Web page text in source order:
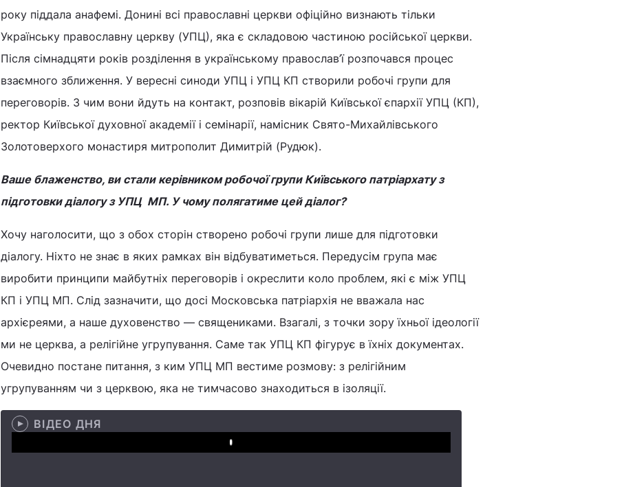
року піддала анафемі. Донині всі православні церкви офіційно визнають тільки
Українську православну церкву (УПЦ), яка є складовою частиною російської церкви.
Після сімнадцяти років розділення в українському православ’ї розпочався процес
взаємного зближення. У вересні синоди УПЦ і УПЦ КП створили робочі групи для
переговорів. З чим вони йдуть на контакт, розповів вікарій Київської єпархії УПЦ (КП),
ректор Київської духовної академії і семінарії, намісник Свято-Михайлівського
Золотоверхого монастиря митрополит Димитрій (Рудюк).
Ваше блаженство, ви стали керівником робочої групи Київського патріархату з
підготовки діалогу з УПЦ МП. У чому полягатиме цей діалог?
Хочу наголосити, що з обох сторін створено робочі групи лише для підготовки
діалогу. Ніхто не знає в яких рамках він відбуватиметься. Передусім група має
виробити принципи майбутніх переговорів і окреслити коло проблем, які є між УПЦ
КП і УПЦ МП. Слід зазначити, що досі Московська патріархія не вважала нас
архієреями, а наше духовенство — священиками. Взагалі, з точки зору їхньої ідеології
ми не церква, а релігійне угрупування. Саме так УПЦ КП фігурує в їхніх документах.
Очевидно постане питання, з ким УПЦ МП вестиме розмову: з релігійним
угрупуванням чи з церквою, яка не тимчасово знаходиться в ізоляції.
ВІДЕО ДНЯ
Play